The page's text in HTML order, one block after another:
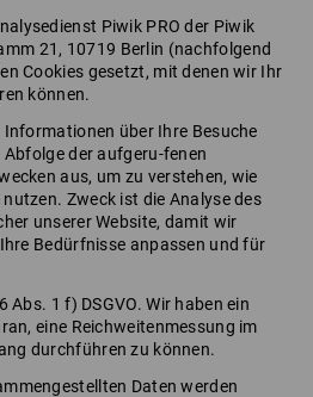
Piwik PRO der Piwik
21, 10719 Berlin (nachfolgend
Cookies gesetzt, mit denen wir Ihr
können.
über Ihre Besuche
der aufgeru-fenen
aus, um zu verstehen, wie
Zweck ist die Analyse des
unserer Website, damit wir
Bedürfnisse anpassen und für
1 f) DSGVO. Wir haben ein
eine Reichweitenmessung im
durchführen zu können.
Daten werden